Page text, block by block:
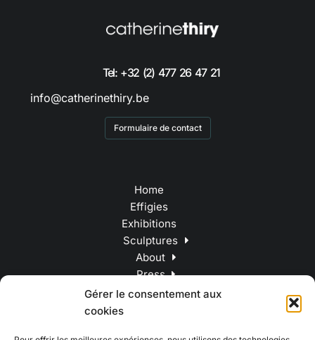
Gérer le consentement aux
cookies
Tel: +32 (2) 477 26 47 21
info@catherinethiry.be
Formulaire de contact
Home
Effigies
Exhibitions
Sculptures
About
Press
Contact